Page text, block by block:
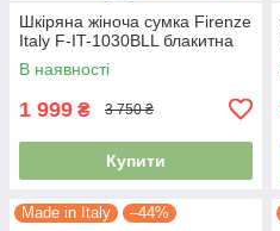
Шкіряна жіноча сумка Firenze
Italy F-IT-1030BLL блакитна
В наявності
1 999 ₴ 3 750 ₴
Купити
Made in Italy –44%